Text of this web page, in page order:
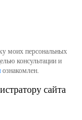
моих персональных
консультации и
ознакомлен.
сайта